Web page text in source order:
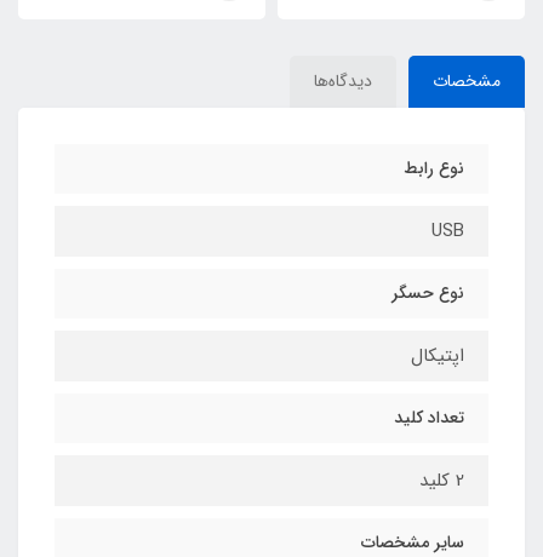
مشخصات دیدگاه‌ها
نوع رابط
USB
نوع حسگر
اپتیکال
تعداد کلید
2 کلید
سایر مشخصات